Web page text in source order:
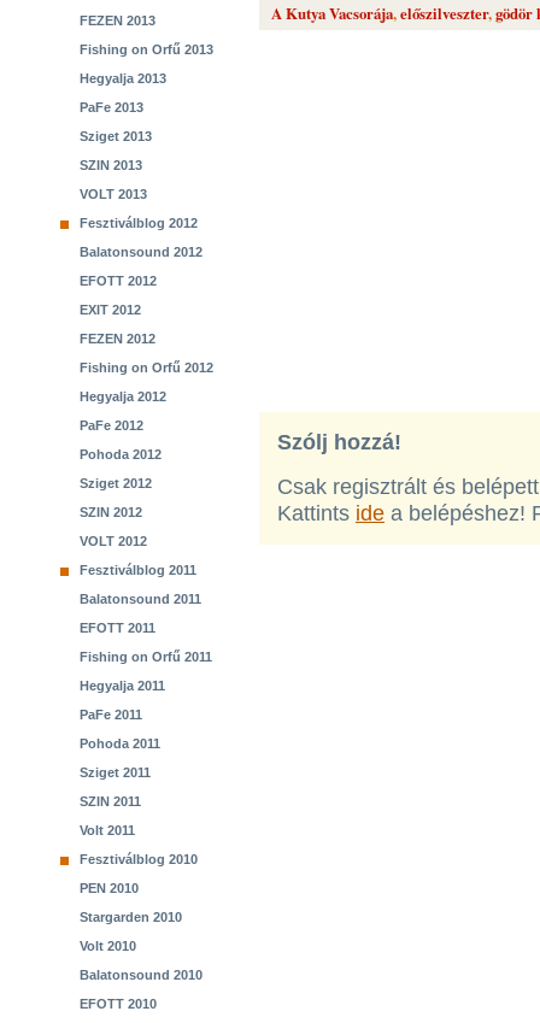
FEZEN 2013
Fishing on Orfű 2013
Hegyalja 2013
PaFe 2013
Sziget 2013
SZIN 2013
VOLT 2013
Fesztiválblog 2012
Balatonsound 2012
EFOTT 2012
EXIT 2012
FEZEN 2012
Fishing on Orfű 2012
Hegyalja 2012
PaFe 2012
Pohoda 2012
Sziget 2012
SZIN 2012
VOLT 2012
Fesztiválblog 2011
Balatonsound 2011
EFOTT 2011
Fishing on Orfű 2011
Hegyalja 2011
PaFe 2011
Pohoda 2011
Sziget 2011
SZIN 2011
Volt 2011
Fesztiválblog 2010
PEN 2010
Stargarden 2010
Volt 2010
Balatonsound 2010
EFOTT 2010
A Kutya Vacsorája,előszilveszter,gödör
Szólj hozzá!
Csak regisztrált és
Kattints ide a belépéshez!